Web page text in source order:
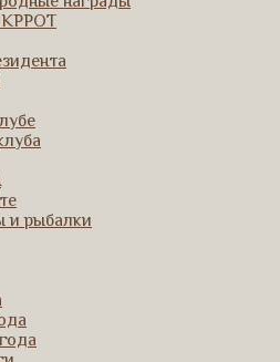
КРРОТ
и рыбалки